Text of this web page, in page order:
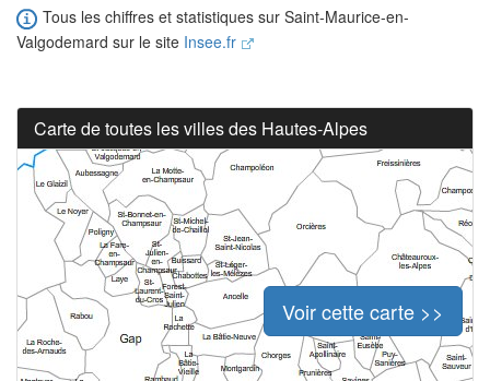
Tous les chiffres et statistiques sur Saint-Maurice-en-
Valgodemard sur le site Insee.fr
Carte de toutes les villes des Hautes-Alpes
Voir cette carte >>